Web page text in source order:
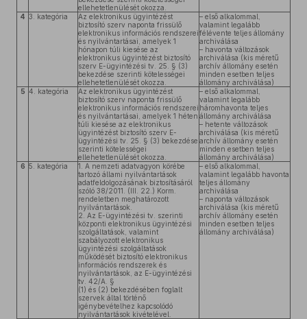
ellehetetlenülését okozza.
4 3. kategória
Az elektronikus ügyintézést
biztosító szerv naponta frissülő
elektronikus információs rendszerei
és nyilvántartásai, amelyek 1
hónapon túli kiesése az
elektronikus ügyintézést biztosító
szerv E-ügyintézési tv. 25. § (3)
bekezdése szerinti kötelességei
ellehetetlenülését okozza.
– első alkalommal,
valamint legalább
félévente teljes állomány
archiválása
– havonta változások
archiválása (kis méretű
archív állomány esetén
minden esetben teljes
állomány archiválása)
5 4. kategória
Az elektronikus ügyintézést
biztosító szerv naponta frissülő
elektronikus információs rendszerei
és nyilvántartásai, amelyek 1 héten
túli kiesése az elektronikus
ügyintézést biztosító szerv E-
ügyintézési tv. 25. § (3) bekezdése
szerinti kötelességei
ellehetetlenülését okozza.
– első alkalommal,
valamint legalább
háromhavonta teljes
állomány archiválása
– hetente változások
archiválása (kis méretű
archív állomány esetén
minden esetben teljes
állomány archiválása)
6 5. kategória
1. A nemzeti adatvagyon körébe
tartozó állami nyilvántartások
adatfeldolgozásának biztosításáról
szóló 38/2011. (III. 22.) Korm.
rendeletben meghatározott
nyilvántartások.
2. Az E-ügyintézési tv. szerinti
központi elektronikus ügyintézési
szolgáltatások, valamint
szabályozott elektronikus
ügyintézési szolgáltatások
működését biztosító elektronikus
információs rendszerek és
nyilvántartások, az E-ügyintézési
tv. 42/A. §
(1) és (2) bekezdésében foglalt
szervek által történő
igénybevételhez kapcsolódó
nyilvántartások kivételével.
– első alkalommal,
valamint legalább havonta
teljes állomány
archiválása
– naponta változások
archiválása (kis méretű
archív állomány esetén
minden esetben teljes
állomány archiválása)